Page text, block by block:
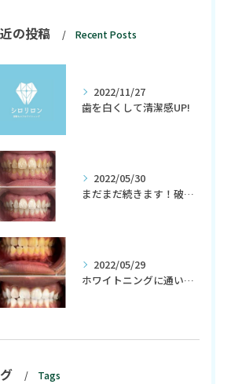
の投稿 Recent Posts
2022/11/27
歯を白くして清潔感UP!
2022/05/30
まだまだ続きます！破格の初回980円！
2022/05/29
ホワイトニングに通い初めて、生活習慣までも変わる？！
Tags